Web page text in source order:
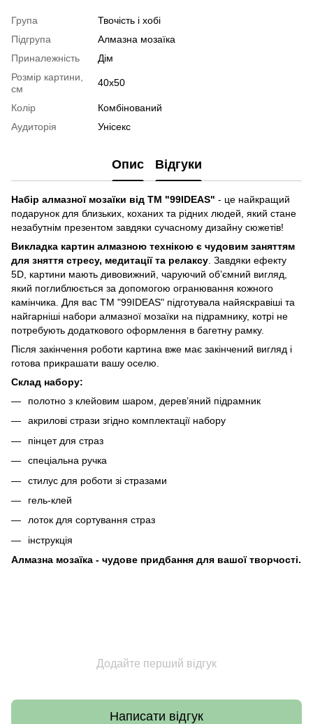
Група
Твочість і хобі
Підгрупа
Алмазна мозаїка
Приналежність
Дім
Розмір картини,
см
40x50
Колір
Комбінований
Аудиторія
Унісекс
Опис Відгуки
Набір алмазної мозаїки від ТМ "99IDEAS" - це найкращий
подарунок для близьких, коханих та рідних людей, який стане
незабутнім презентом завдяки сучасному дизайну сюжетів!
Викладка картин алмазною технікою є чудовим заняттям
для зняття стресу, медитації та релаксу . Завдяки ефекту
5D, картини мають дивовижний, чаруючий об’ємний вигляд,
який поглиблюється за допомогою огранювання кожного
камінчика. Для вас ТМ "99IDEAS" підготувала найяскравіші та
найгарніші набори алмазної мозаїки на підрамнику, котрі не
потребують додаткового оформлення в багетну рамку.
Після закінчення роботи картина вже має закінчений вигляд і
готова прикрашати вашу оселю.
Склад набору:
полотно з клейовим шаром, дерев’яний підрамник
акрилові стрази згідно комплектації набору
пінцет для страз
спеціальна ручка
стилус для роботи зі стразами
гель-клей
лоток для сортування страз
інструкція
Алмазна мозаїка - чудове придбання для вашої творчості.
Додайте перший відгук
Написати відгук